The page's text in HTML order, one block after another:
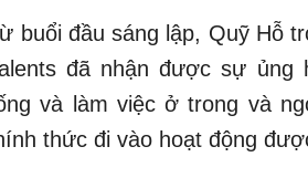
buổi đầu sáng lập, Quỹ Hỗ
đã nhận được sự ủng
và làm việc ở trong và
thức đi vào hoạt động